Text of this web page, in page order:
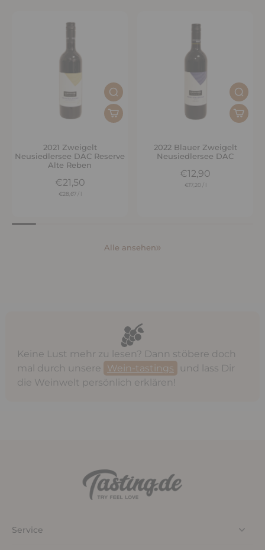
2021 Zweigelt
Neusiedlersee DAC Reserve
Alte Reben
€21,50
€28,67 / l
2022 Blauer Zweigelt
Neusiedlersee DAC
€12,90
€17,20 / l
Alle ansehen
Keine Lust mehr zu lesen? Dann stöbere doch
mal durch unsere
Wein-tastings
und lass Dir
die Weinwelt persönlich erklären!
Service